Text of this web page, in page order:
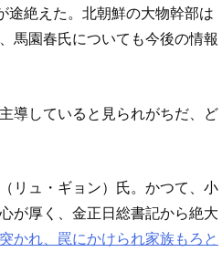
途絶えた。北朝鮮の大物幹部は
馬園春氏についても今後の情報
導していると見られがちだ、ど
リュ・ギョン）氏。かつて、小
が厚く、金正日総書記から絶大
かれ、罠にかけられ家族もろと